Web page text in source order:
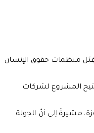
قِبَل منظمات حقوق الإنسان
المشروع لشركات
مشيرةً إلى أنّ الجولة